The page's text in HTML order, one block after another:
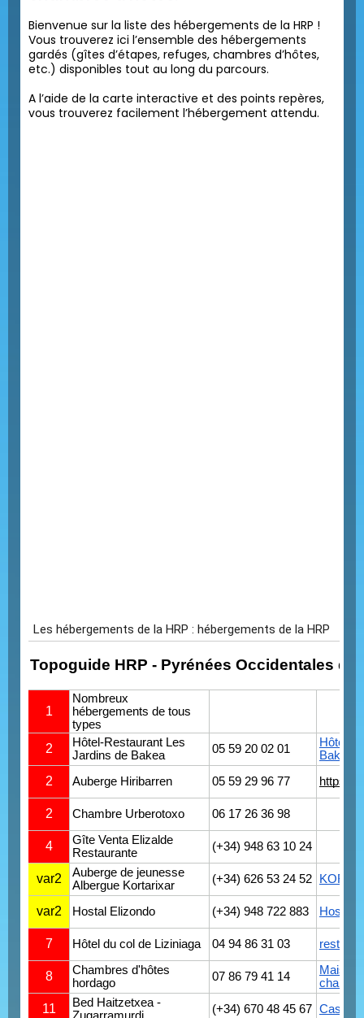
Bienvenue sur la liste des hébergements de la HRP !
Vous trouverez ici l’ensemble des hébergements
gardés (gîtes d’étapes, refuges, chambres d’hôtes,
etc.) disponibles tout au long du parcours.
A l’aide de la carte interactive et des points repères,
vous trouverez facilement l’hébergement attendu.